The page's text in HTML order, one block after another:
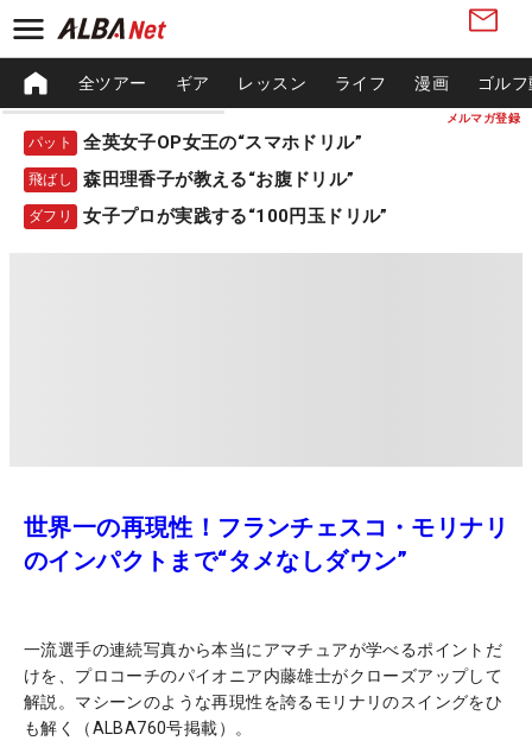
メルマガ登録
全ツアー ギア レッスン ライフ 漫画 ゴル
パット 全英女子OP女王の“スマホドリル”
飛ばし 森田理香子が教える“お腹ドリル”
ダフリ 女子プロが実践する“100円玉ドリル”
世界一の再現性！フランチェスコ・モリナリ
のインパクトまで“タメなしダウン”
一流選手の連続写真から本当にアマチュアが学べるポイントだ
けを、プロコーチのパイオニア内藤雄士がクローズアップして
解説。マシーンのような再現性を誇るモリナリのスイングをひ
も解く（ALBA760号掲載）。